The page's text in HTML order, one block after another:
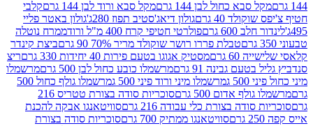
סבא כחול לבן 144 גרם
מקל סבא ורוד לבן 144 גרם
קלבי
40 גרם
גולון דיאג'סטיב תפוז 280ג'
גולון באטר פליי
600 גרם
פולרטי חטיפי קרח 400 מ"ל ורוד
ממרח נוטלה
טבלת פררו רושר שוקולד מריר 70% 90 גרם
ביצת קינדר
60 גרם
מסטיק אגוגו בטעם פירות 40 יחידות 330 גרם
ריצ
גבינה 91 גרם
מרשמלו כובע כחול לבן 500 גרם
מרשמלו
ג
מרשמלו מיני ורוד פיני 500 ג
מרשמלו גולף כחול 500
אדום 500 גרם
סוכריות סודה בצורת טטריס 216
בצורת כלי עבודה 216 גרם
סוויטאנגו אבקה להכנת
סוויטאנגו ממתיק 700 גרם
סוכריות סודה בצורת